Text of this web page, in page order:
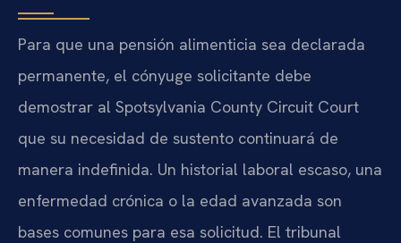
Para que una pensión alimenticia sea declarada
permanente, el cónyuge solicitante debe
demostrar al Spotsylvania County Circuit Court
que su necesidad de sustento continuará de
manera indefinida. Un historial laboral escaso, una
enfermedad crónica o la edad avanzada son
bases comunes para esa solicitud. El tribunal